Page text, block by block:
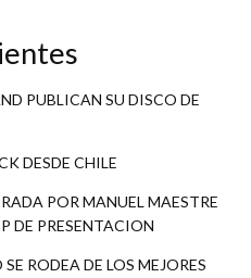
PUBLICAN SU DISCO DE
DESDE CHILE
POR MANUEL MAESTRE
DE PRESENTACION
RODEA DE LOS MEJORES